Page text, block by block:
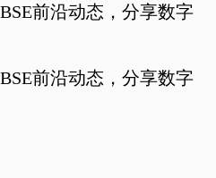
前沿动态，分享数字
前沿动态，分享数字